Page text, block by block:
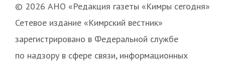
© 2026 АНО «Редакция газеты «Кимры сегодня»
Сетевое издание «Кимрский вестник»
зарегистрировано в Федеральной службе
по надзору в сфере связи, информационных